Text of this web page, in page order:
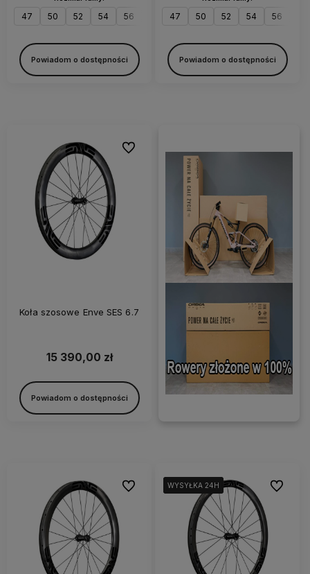
47 50 52 54 56 60
Powiadom o dostępności
47 50 52 54 56
Powiadom o dostępności
Koła szosowe Enve SES 6.7
15 390,00 zł
Powiadom o dostępności
Do ulubionych
Do ulubionychWYSYŁKA 24H
WYSYŁKA 24H
WYSYŁKA 24H Do